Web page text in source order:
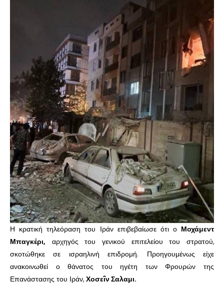
Η κρατική τηλεόραση του Ιράν επιβεβαίωσε ότι ο Μοχάμεντ
Μπαγκέρι, αρχηγός του γενικού επιτελείου του στρατού,
σκοτώθηκε σε ισραηλινή επιδρομή. Προηγουμένως είχε
ανακοινωθεί ο θάνατος του ηγέτη των Φρουρών της
Επανάστασης του Ιράν, Χοσεΐν Σαλαμι.